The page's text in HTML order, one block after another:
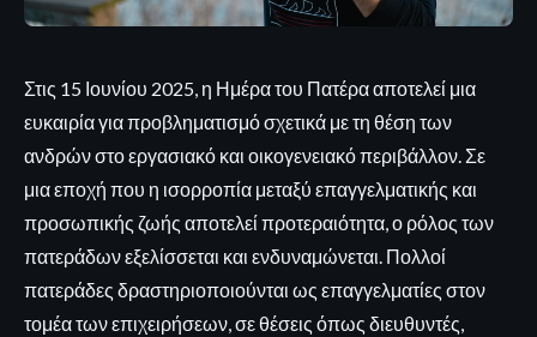
Στις 15 Ιουνίου 2025, η Ημέρα του Πατέρα αποτελεί μια
ευκαιρία για προβληματισμό σχετικά με τη θέση των
ανδρών στο εργασιακό και οικογενειακό περιβάλλον. Σε
μια εποχή που η ισορροπία μεταξύ επαγγελματικής και
προσωπικής ζωής αποτελεί προτεραιότητα, ο ρόλος των
πατεράδων εξελίσσεται και ενδυναμώνεται. Πολλοί
πατεράδες δραστηριοποιούνται ως επαγγελματίες στον
τομέα των επιχειρήσεων, σε θέσεις όπως διευθυντές,